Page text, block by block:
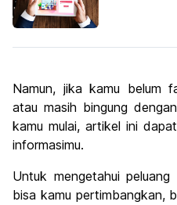
Namun, jika kamu belum
atau masih bingung
kamu mulai, artikel ini
informasimu.
Untuk mengetahui
bisa kamu pertimbangkan,